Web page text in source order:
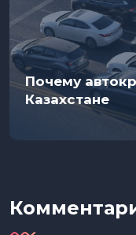
Почему
Казахстане